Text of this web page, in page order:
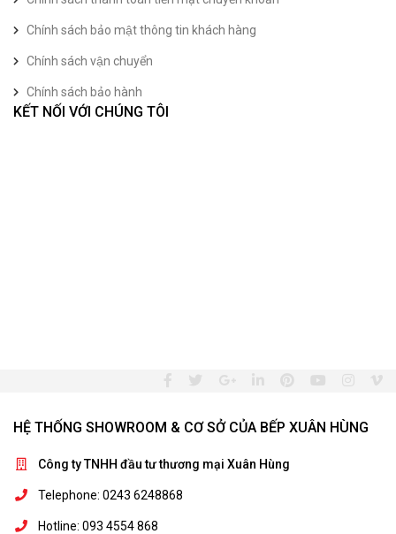
Chính sách bảo mật thông tin khách hàng
Chính sách vận chuyển
Chính sách bảo hành
KẾT NỐI VỚI CHÚNG TÔI
HỆ THỐNG SHOWROOM & CƠ SỞ CỦA BẾP XUÂN HÙNG
Công ty TNHH đầu tư thương mại Xuân Hùng
Telephone: 0243 6248868
Hotline: 093 4554 868